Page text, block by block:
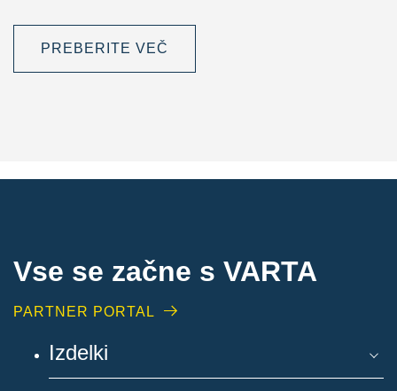
PREBERITE VEČ
Vse se začne s VARTA
PARTNER PORTAL
Izdelki